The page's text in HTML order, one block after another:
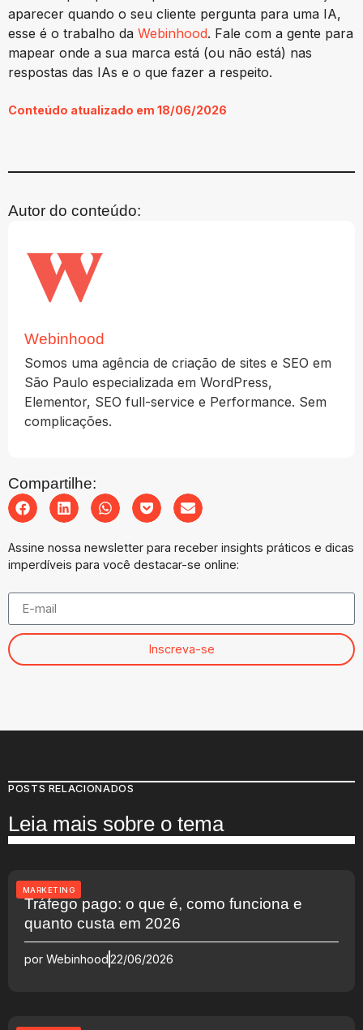
aparecer quando o seu cliente pergunta para uma IA,
esse é o trabalho da Webinhood. Fale com a gente para
mapear onde a sua marca está (ou não está) nas
respostas das IAs e o que fazer a respeito.
Conteúdo atualizado em 18/06/2026
Autor do conteúdo:
Webinhood
Somos uma agência de criação de sites e SEO em
São Paulo especializada em WordPress,
Elementor, SEO full-service e Performance. Sem
complicações.
Compartilhe:
Assine nossa newsletter para receber insights práticos e dicas
imperdíveis para você destacar-se online:
Inscreva-se
POSTS RELACIONADOS
Leia mais sobre o tema
MARKETING
Tráfego pago: o que é, como funciona e
quanto custa em 2026
por Webinhood22/06/2026